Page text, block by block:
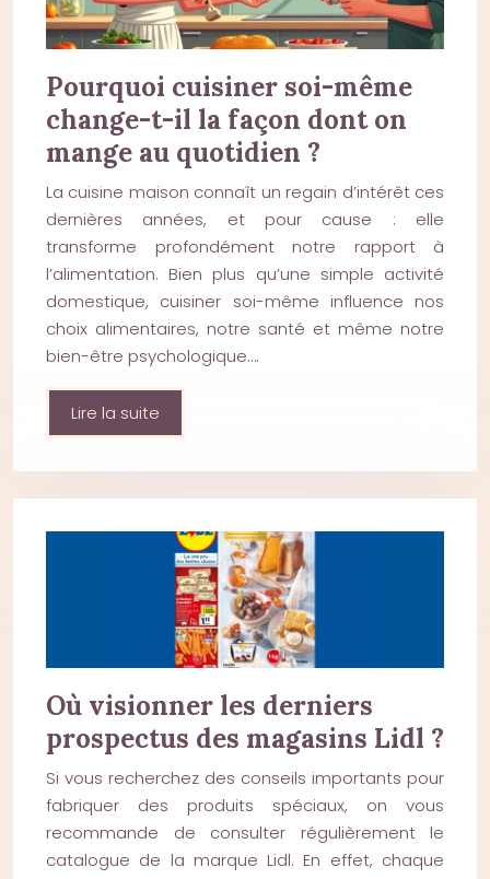
Pourquoi cuisiner soi-même
change-t-il la façon dont on
mange au quotidien ?
La cuisine maison connaît un regain d’intérêt ces
dernières années, et pour cause : elle
transforme profondément notre rapport à
l’alimentation. Bien plus qu’une simple activité
domestique, cuisiner soi-même influence nos
choix alimentaires, notre santé et même notre
bien-être psychologique….
Lire la suite
Où visionner les derniers
prospectus des magasins Lidl ?
Si vous recherchez des conseils importants pour
fabriquer des produits spéciaux, on vous
recommande de consulter régulièrement le
catalogue de la marque Lidl. En effet, chaque